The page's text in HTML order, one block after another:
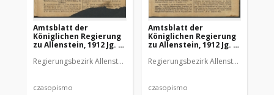
Amtsblatt der
Königlichen Regierung
zu Allenstein, 1912 Jg. 8,
Regierungsbezirk Allenstein
czasopismo
Amtsblatt der
Königlichen Regierung
zu Allenstein, 1912 Jg. 8,
Regierungsbezirk Allenstein
czasopismo